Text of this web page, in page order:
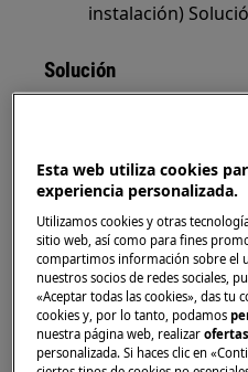
instalación)
Solución
1. Compruebe si la
Si fuera necesario,
puerta. Se debe poder
2. Revise si hay
aprisionada entre la
vidrio de la puerta
Si fuera necesario,
Esta web utiliza cookies
experiencia personalizada.
Utilizamos cookies y otras
sitio web, así como para fines
compartimos información sobre el
nuestros socios de redes sociales,
«Aceptar todas las cookies», das
cookies y, por lo tanto, podamos
nuestra página web, realizar
personalizada. Si haces clic en